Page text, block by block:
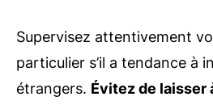
Supervisez attentivement
particulier s’il a tendance à
étrangers. Évitez de laisser